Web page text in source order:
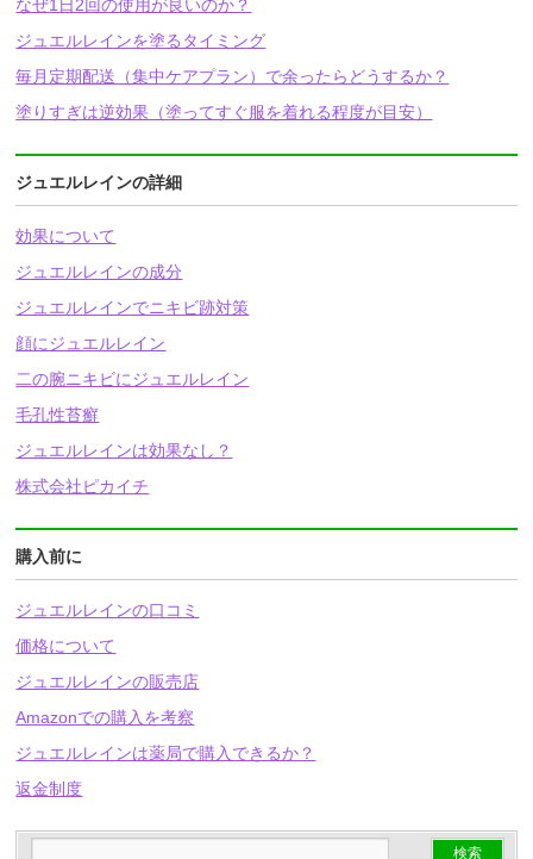
なぜ1日2回の使用が良いのか？
ジュエルレインを塗るタイミング
毎月定期配送（集中ケアプラン）で余ったらどうするか？
塗りすぎは逆効果（塗ってすぐ服を着れる程度が目安）
ジュエルレインの詳細
効果について
ジュエルレインの成分
ジュエルレインでニキビ跡対策
顔にジュエルレイン
二の腕ニキビにジュエルレイン
毛孔性苔癬
ジュエルレインは効果なし？
株式会社ピカイチ
購入前に
ジュエルレインの口コミ
価格について
ジュエルレインの販売店
Amazonでの購入を考察
ジュエルレインは薬局で購入できるか？
返金制度